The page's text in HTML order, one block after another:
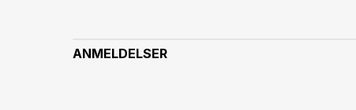
ANMELDELSER